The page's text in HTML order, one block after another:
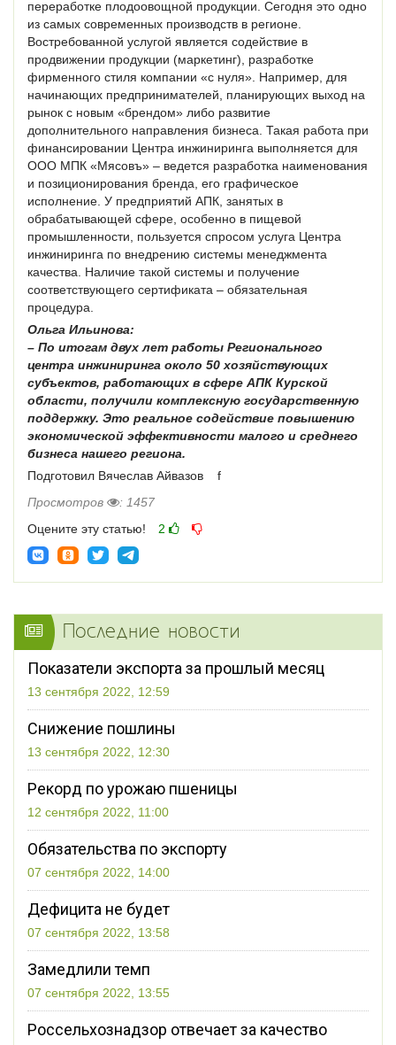
переработке плодоовощной продукции. Сегодня это одно
из самых современных производств в регионе.
Востребованной услугой является содействие в
продвижении продукции (маркетинг), разработке
фирменного стиля компании «с нуля». Например, для
начинающих предпринимателей, планирующих выход на
рынок с новым «брендом» либо развитие
дополнительного направления бизнеса. Такая работа при
финансировании Центра инжиниринга выполняется для
ООО МПК «Мясовъ» – ведется разработка наименования
и позиционирования бренда, его графическое
исполнение. У предприятий АПК, занятых в
обрабатывающей сфере, особенно в пищевой
промышленности, пользуется спросом услуга Центра
инжиниринга по внедрению системы менеджмента
качества. Наличие такой системы и получение
соответствующего сертификата – обязательная
процедура.
Ольга Ильинова:
– По итогам двух лет работы Регионального
центра инжиниринга около 50 хозяйствующих
субъектов, работающих в сфере АПК Курской
области, получили комплексную государственную
поддержку. Это реальное содействие повышению
экономической эффективности малого и среднего
бизнеса нашего региона.
Подготовил Вячеслав Айвазов f
Просмотров
: 1457
Оцените эту статью!
2
Последние новости
Показатели экспорта за прошлый месяц
13 сентября 2022, 12:59
Снижение пошлины
13 сентября 2022, 12:30
Рекорд по урожаю пшеницы
12 сентября 2022, 11:00
Обязательства по экспорту
07 сентября 2022, 14:00
Дефицита не будет
07 сентября 2022, 13:58
Замедлили темп
07 сентября 2022, 13:55
Россельхознадзор отвечает за качество